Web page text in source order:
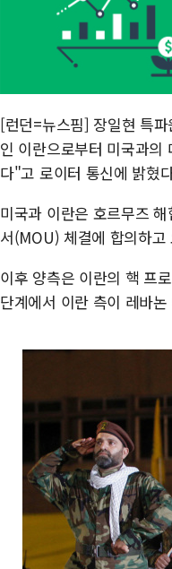
[런던=뉴스핌] 장일현 특
인 이란으로부터 미국과의
다"고 로이터 통신에 밝혔
미국과 이란은 호르무즈
서(MOU) 체결에 합의하
이후 양측은 이란의 핵 프
단계에서 이란 측이 레바